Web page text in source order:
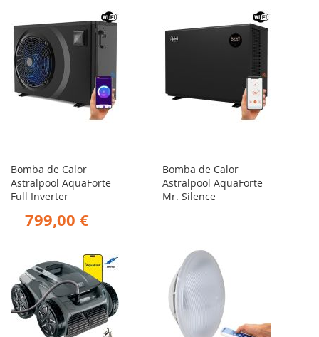
Bomba de Calor
Astralpool AquaForte
Full Inverter
799,00 €
Bomba de Calor
Astralpool AquaForte
Mr. Silence